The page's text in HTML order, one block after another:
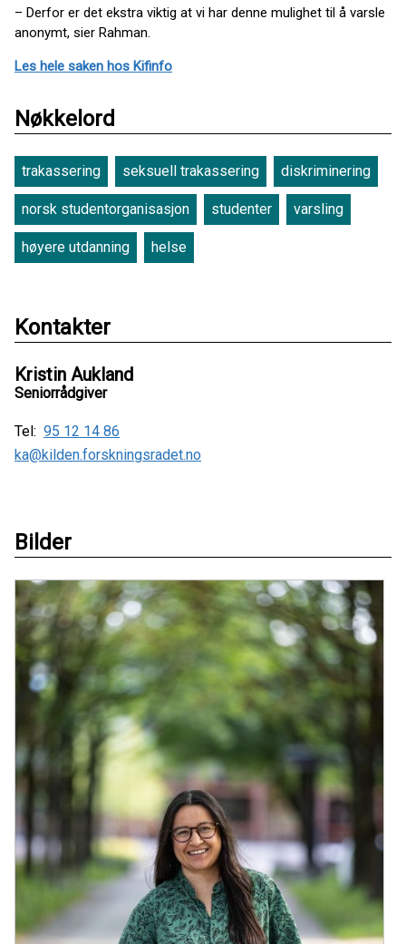
– Derfor er det ekstra viktig at vi har denne mulighet til å varsle
anonymt, sier Rahman.
Les hele saken hos Kifinfo
Nøkkelord
trakassering seksuell trakassering diskriminering
norsk studentorganisasjon studenter varsling
høyere utdanning helse
Kontakter
Kristin Aukland
Seniorrådgiver
Tel: 95 12 14 86
ka@kilden.forskningsradet.no
Bilder